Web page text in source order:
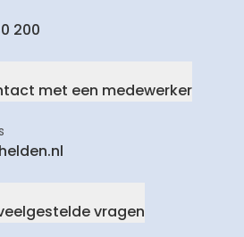
200
met een medewerker
vragen